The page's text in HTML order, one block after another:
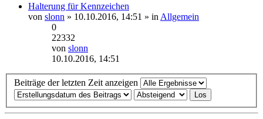
Halterung für Kennzeichen
von slonn » 10.10.2016, 14:51 » in Allgemein
0
22332
von slonn
Neuester
10.10.2016, 14:51
Beiträge der letzten Zeit anzeigen